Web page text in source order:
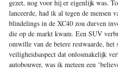
gezet, nog voor hij er eigenlijk was.
lanceerde, had ik al tegen de mensen
blindelings in de XC40 zou durven
die op de markt kwam. Een SUV
omwille van de betere restwaarde,
veiligheidsaspect dat onlosmakelijk
autobouwer, was ik meteen een